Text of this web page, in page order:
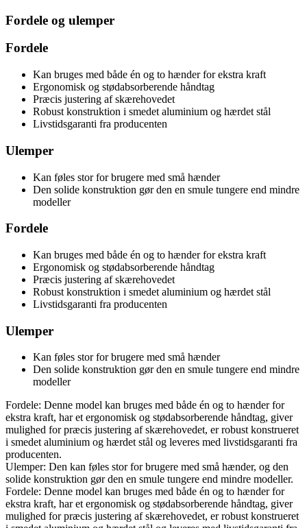
Fordele og ulemper
Fordele
Kan bruges med både én og to hænder for ekstra kraft
Ergonomisk og stødabsorberende håndtag
Præcis justering af skærehovedet
Robust konstruktion i smedet aluminium og hærdet stål
Livstidsgaranti fra producenten
Ulemper
Kan føles stor for brugere med små hænder
Den solide konstruktion gør den en smule tungere end mindre
modeller
Fordele
Kan bruges med både én og to hænder for ekstra kraft
Ergonomisk og stødabsorberende håndtag
Præcis justering af skærehovedet
Robust konstruktion i smedet aluminium og hærdet stål
Livstidsgaranti fra producenten
Ulemper
Kan føles stor for brugere med små hænder
Den solide konstruktion gør den en smule tungere end mindre
modeller
Fordele: Denne model kan bruges med både én og to hænder for
ekstra kraft, har et ergonomisk og stødabsorberende håndtag, giver
mulighed for præcis justering af skærehovedet, er robust konstrueret
i smedet aluminium og hærdet stål og leveres med livstidsgaranti fra
producenten.
Ulemper: Den kan føles stor for brugere med små hænder, og den
solide konstruktion gør den en smule tungere end mindre modeller.
Fordele: Denne model kan bruges med både én og to hænder for
ekstra kraft, har et ergonomisk og stødabsorberende håndtag, giver
mulighed for præcis justering af skærehovedet, er robust konstrueret